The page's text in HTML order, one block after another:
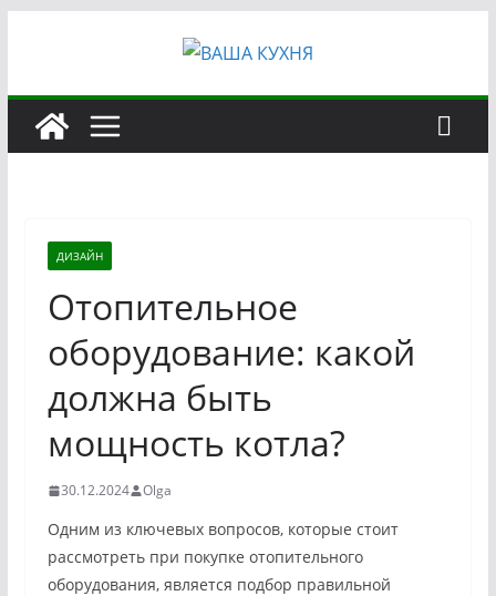
ДИЗАЙН
Отопительное
оборудование: какой
должна быть
мощность котла?
30.12.2024 Olga
Одним из ключевых вопросов, которые стоит
рассмотреть при покупке отопительного
оборудования, является подбор правильной